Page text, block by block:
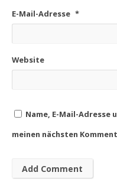
E-Mail-Adresse *
Website
Name, E-Mail-Adresse
meinen nächsten